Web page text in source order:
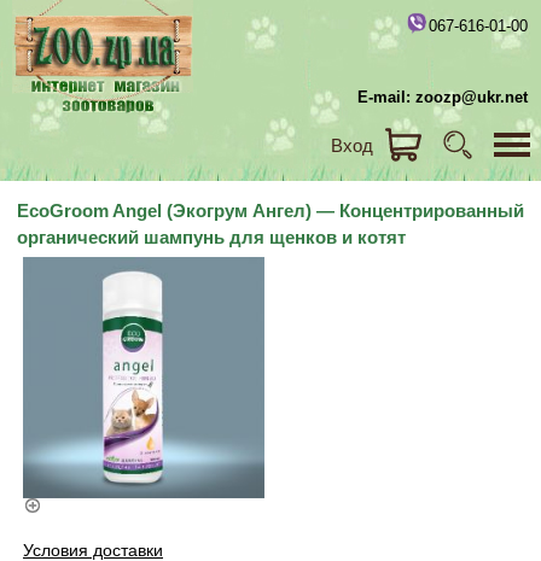
067-616-01-00
E-mail: zoozp@ukr.net
Вход
EcoGroom Angel (Экогрум Ангел) — Концентрированный
органический шампунь для щенков и котят
Условия доставки